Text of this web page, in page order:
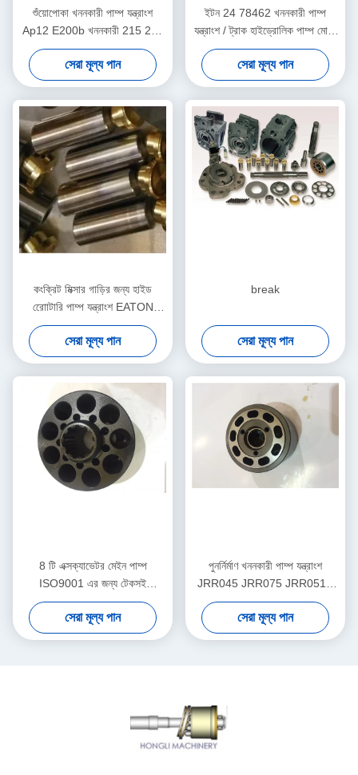
শুঁয়োপোকা খননকারী পাম্প যন্ত্রাংশ
Ap12 E200b খননকারী 215 225
320 সমর্থন
সেরা মূল্য পান
ইটন 24 78462 খননকারী পাম্প
যন্ত্রাংশ / ট্রাক হাইড্রোলিক পাম্প মোটর
যন্ত্রাংশ
সেরা মূল্য পান
কংক্রিট মিক্সার গাড়ির জন্য হাইড
রোোটারি পাম্প যন্ত্রাংশ EATON
5423 5421 সিরিজ
সেরা মূল্য পান
break
সেরা মূল্য পান
8 টি এক্সক্যাভেটর মেইন পাম্প
ISO9001 এর জন্য টেকসই
কাওয়াসাকি হাইড্রোলিক পাম্প যন্ত্রাংশ
সেরা মূল্য পান
পুনর্নির্মাণ খননকারী পাম্প যন্ত্রাংশ
JRR045 JRR075 JRR051B
উপলব্ধ উচ্চ কার্যকারিতা
সেরা মূল্য পান